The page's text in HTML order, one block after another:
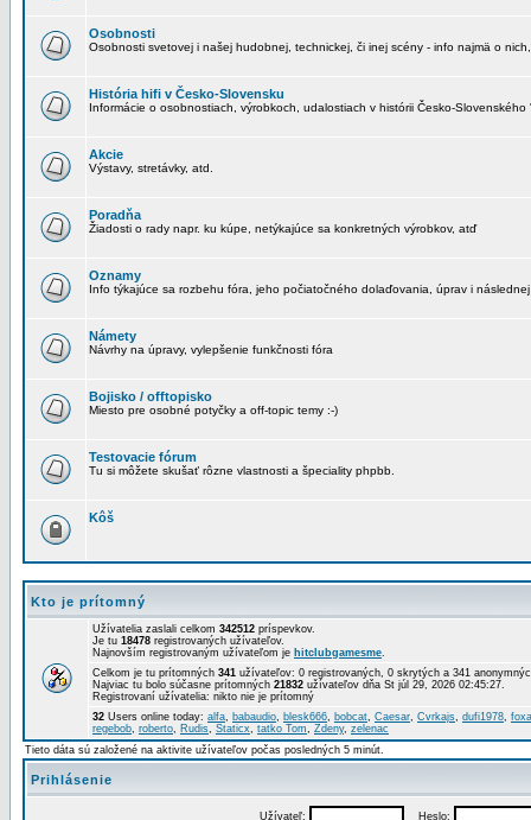
Osobnosti
Osobnosti svetovej i našej hudobnej, technickej, či inej scény - info najmä o
História hifi v Česko-Slovensku
Informácie o osobnostiach, výrobkoch, udalostiach v histórii Česko-Slovenského
Akcie
Výstavy, stretávky, atd.
Poradňa
Žiadosti o rady napr. ku kúpe, netýkajúce sa konkretných výrobkov, atď
Oznamy
Info týkajúce sa rozbehu fóra, jeho počiatočného dolaďovania, úprav i
Námety
Návrhy na úpravy, vylepšenie funkčnosti fóra
Bojisko / offtopisko
Miesto pre osobné potyčky a off-topic temy :-)
Testovacie fórum
Tu si môžete skušať rôzne vlastnosti a špeciality phpbb.
Kôš
Kto je prítomný
Užívatelia zaslali celkom 342512 príspevkov.
Je tu 18478 registrovaných užívateľov.
Najnovším registrovaným užívateľom je hitclubgamesme.
Celkom je tu prítomných 341 užívateľov: 0 registrovaných, 0 skrytých a 341
Najviac tu bolo súčasne prítomných 21832 užívateľov dňa St júl 29, 2026 02:45:27.
Registrovaní užívatelia: nikto nie je prítomný
32 Users online today: alfa, babaudio, blesk666, bobcat, Caesar, Cvrkajs, dufi1978,
regebob, roberto, Rudis, Staticx, tatko Tom, Zdeny, zelenac
Tieto dáta sú založené na aktivite užívateľov počas posledných 5 minút.
Prihlásenie
Užívateľ: Heslo: